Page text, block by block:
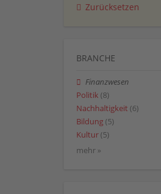
Zurücksetzen
BRANCHE
Finanzwesen
Politik (8)
Nachhaltigkeit (6)
Bildung (5)
Kultur (5)
mehr »